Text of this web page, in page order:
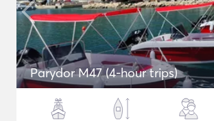
Parydor M47 (4-hour trips)